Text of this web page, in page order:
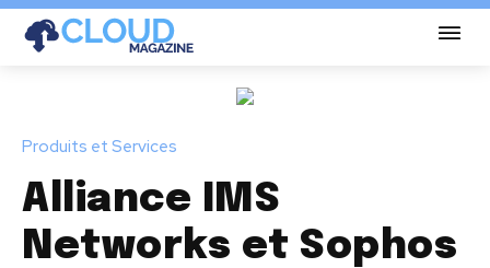
Produits et Services
Alliance IMS
Networks et Sophos